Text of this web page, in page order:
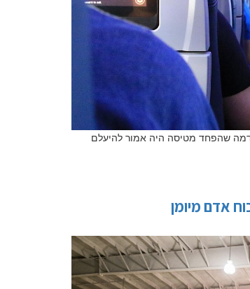
שהפחד מטיסה היה אמור להיעלם
אדם מיומן
משפחה